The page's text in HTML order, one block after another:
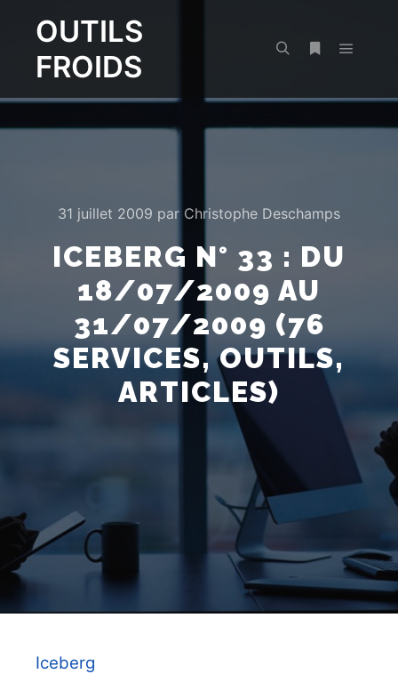
OUTILS
FROIDS
31 juillet 2009 par Christophe Deschamps
ICEBERG N° 33 : DU
18/07/2009 AU
31/07/2009 (76
SERVICES, OUTILS,
ARTICLES)
Iceberg